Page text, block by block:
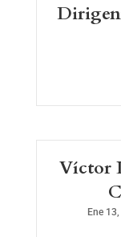
Víctor
Ene